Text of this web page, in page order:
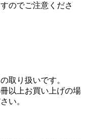
のでご注意くださ
取り扱いです。
以上お買い上げの場
い。